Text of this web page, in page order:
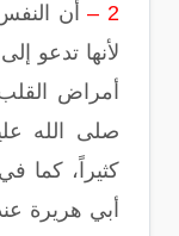
2 –
أن النفس
لأنها تدعو
أمراض
صلى الله
أبي هريرة